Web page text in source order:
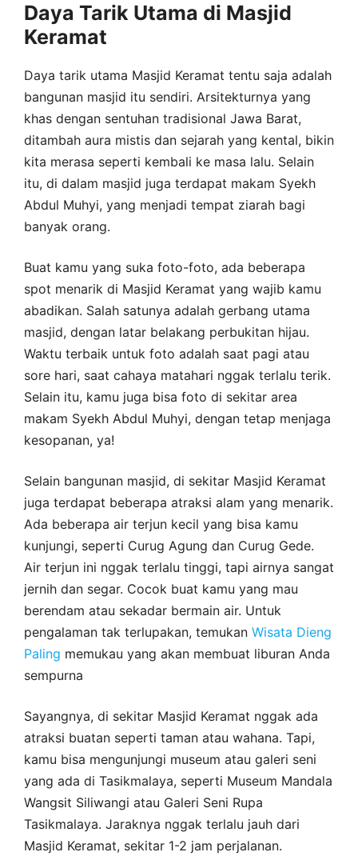
Daya Tarik Utama di Masjid
Keramat
Daya tarik utama Masjid Keramat tentu saja adalah
bangunan masjid itu sendiri. Arsitekturnya yang
khas dengan sentuhan tradisional Jawa Barat,
ditambah aura mistis dan sejarah yang kental, bikin
kita merasa seperti kembali ke masa lalu. Selain
itu, di dalam masjid juga terdapat makam Syekh
Abdul Muhyi, yang menjadi tempat ziarah bagi
banyak orang.
Buat kamu yang suka foto-foto, ada beberapa
spot menarik di Masjid Keramat yang wajib kamu
abadikan. Salah satunya adalah gerbang utama
masjid, dengan latar belakang perbukitan hijau.
Waktu terbaik untuk foto adalah saat pagi atau
sore hari, saat cahaya matahari nggak terlalu terik.
Selain itu, kamu juga bisa foto di sekitar area
makam Syekh Abdul Muhyi, dengan tetap menjaga
kesopanan, ya!
Selain bangunan masjid, di sekitar Masjid Keramat
juga terdapat beberapa atraksi alam yang menarik.
Ada beberapa air terjun kecil yang bisa kamu
kunjungi, seperti Curug Agung dan Curug Gede.
Air terjun ini nggak terlalu tinggi, tapi airnya sangat
jernih dan segar. Cocok buat kamu yang mau
berendam atau sekadar bermain air. Untuk
pengalaman tak terlupakan, temukan Wisata Dieng
Paling memukau yang akan membuat liburan Anda
sempurna
Sayangnya, di sekitar Masjid Keramat nggak ada
atraksi buatan seperti taman atau wahana. Tapi,
kamu bisa mengunjungi museum atau galeri seni
yang ada di Tasikmalaya, seperti Museum Mandala
Wangsit Siliwangi atau Galeri Seni Rupa
Tasikmalaya. Jaraknya nggak terlalu jauh dari
Masjid Keramat, sekitar 1-2 jam perjalanan.